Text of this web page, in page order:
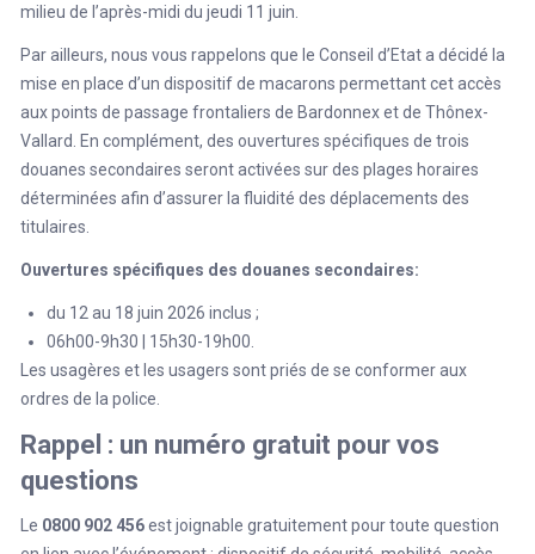
milieu de l’après-midi du jeudi 11 juin.
Par ailleurs, nous vous rappelons que le Conseil d’Etat a décidé la
mise en place d’un dispositif de macarons permettant cet accès
aux points de passage frontaliers de Bardonnex et de Thônex-
Vallard. En complément, des ouvertures spécifiques de trois
douanes secondaires seront activées sur des plages horaires
déterminées afin d’assurer la fluidité des déplacements des
titulaires.
Ouvertures spécifiques des douanes secondaires:
du 12 au 18 juin 2026 inclus ;
06h00-9h30 | 15h30-19h00.
Les usagères et les usagers sont priés de se conformer aux
ordres de la police.
Rappel : un numéro gratuit pour vos
questions
Le 0800 902 456est joignable gratuitement pour toute question